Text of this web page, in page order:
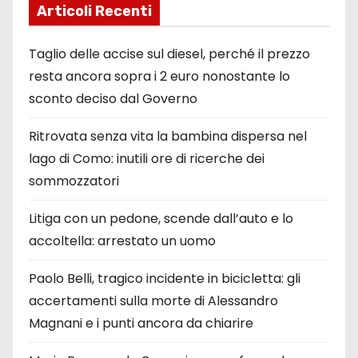
Articoli Recenti
Taglio delle accise sul diesel, perché il prezzo
resta ancora sopra i 2 euro nonostante lo
sconto deciso dal Governo
Ritrovata senza vita la bambina dispersa nel
lago di Como: inutili ore di ricerche dei
sommozzatori
Litiga con un pedone, scende dall’auto e lo
accoltella: arrestato un uomo
Paolo Belli, tragico incidente in bicicletta: gli
accertamenti sulla morte di Alessandro
Magnani e i punti ancora da chiarire